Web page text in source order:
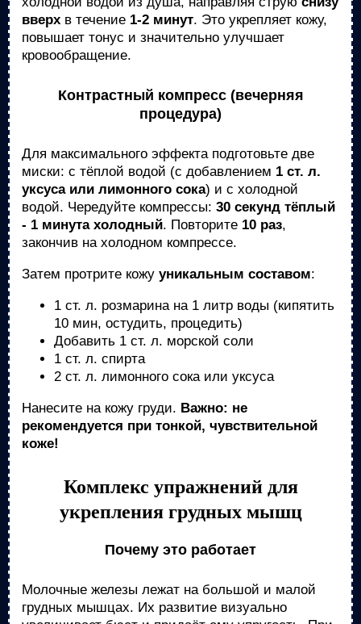
вверх в течение 1-2 минут. Это укрепляет кожу,
повышает тонус и значительно улучшает
кровообращение.
Контрастный компресс (вечерняя
процедура)
Для максимального эффекта подготовьте две
миски: с тёплой водой (с добавлением 1 ст. л.
уксуса или лимонного сока) и с холодной
водой. Чередуйте компрессы: 30 секунд тёплый
- 1 минута холодный. Повторите 10 раз,
закончив на холодном компрессе.
Затем протрите кожу уникальным составом:
1 ст. л. розмарина на 1 литр воды (кипятить
10 мин, остудить, процедить)
Добавить 1 ст. л. морской соли
1 ст. л. спирта
2 ст. л. лимонного сока или уксуса
Нанесите на кожу груди. Важно: не
рекомендуется при тонкой, чувствительной
коже!
Комплекс упражнений для
укрепления грудных мышц
Почему это работает
Молочные железы лежат на большой и малой
грудных мышцах. Их развитие визуально